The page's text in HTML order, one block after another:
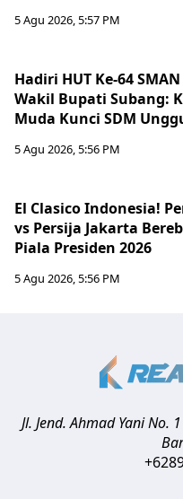
5 Agu 2026, 5:57 PM
Hadiri HUT Ke-64
Wakil Bupati Subang:
Muda Kunci SDM
5 Agu 2026, 5:56 PM
El Clasico Indonesia!
vs Persija Jakarta
Piala Presiden 2026
5 Agu 2026, 5:56 PM
Jl. Jend. Ahmad Yani No.